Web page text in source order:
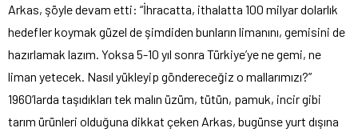
Arkas, şöyle devam etti: “İhracatta, ithalatta 100 milyar dolarlık
hedefler koymak güzel de şimdiden bunların limanını, gemisini de
hazırlamak lazım. Yoksa 5-10 yıl sonra Türkiye’ye ne gemi, ne
liman yetecek. Nasıl yükleyip göndereceğiz o mallarımızı?”
1960’larda taşıdıkları tek malın üzüm, tütün, pamuk, incir gibi
tarım ürünleri olduğuna dikkat çeken Arkas, bugünse yurt dışına